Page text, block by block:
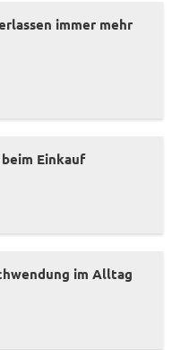
immer mehr
Einkauf
im Alltag